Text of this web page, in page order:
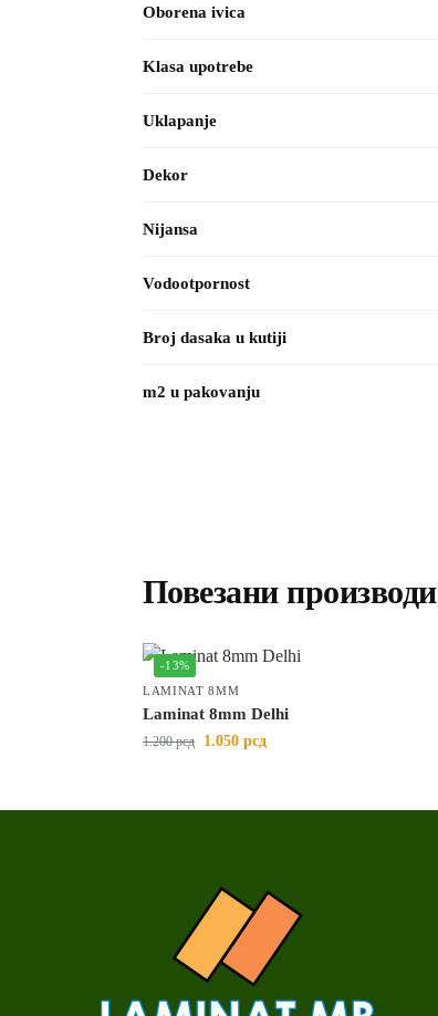
Oborena ivica
Klasa upotrebe
Uklapanje
Dekor
Nijansa
Vodootpornost
Broj dasaka u kutiji
m2 u pakovanju
Повезани производи
-13%
LAMINAT 8MM
Laminat 8mm Delhi
1.200рсд 1.050 рсд